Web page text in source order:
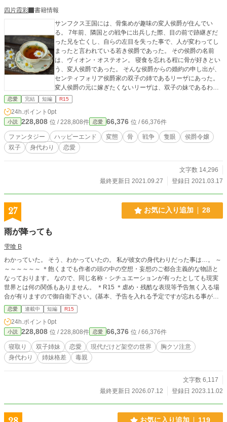
四片霞彩
書籍情報
サンフクス王国には、骨集めが趣味の変人侯爵が住んでい
る。 7年前、隣国との戦争に出兵した際、目の前で跡継ぎだ
った兄を亡くし、自らの左目を失った事で、人が変わってし
まったと言われている若き侯爵であった。 その侯爵の名前
は、ヴィオン・オステオン。 寝食を忘れる程に骨が好きとい
う、変人侯爵であった。 そんな侯爵からの婚約の申し出が、
センティフォリア侯爵家の双子の姉であるリーザにあった。
変人侯爵の元に嫁ぎたくないリーザは、双子の妹であるわた
しーールイーザに、身代わりを頼んできたのだった。 「私じ
ゃなくても、顔形がよく似た双子の妹のルイーザなら、侯爵
様も渋々、納得されると思います」 そうして、わたしはリー
ザとして侯爵家へと向かうことになったのだった。 骨好き変
人侯爵との婚約のためにーー。 ※焼死体の描写があります。
※表紙は、pixabay様よりお借りしています。
恋愛 完結 短編 R15
24h.ポイント 0pt
小説 228,808 位 / 228,808件 恋愛 66,376 位 / 66,376件
ファンタジー ハッピーエンド 変態 骨 戦争 隻眼
侯爵令嬢
双子
身代わり 恋愛
文字数 14,296
最終更新日 2021.09.27
登録日 2021.03.17
27 お気に入り追加 28
雨が降っても
雫喰 B
わかっていた。 そう、わかっていたの。 私が彼女の身代わりだった事は…。 ～
～～～～～～ ＊飽くまでも作者の頭の中の空想・妄想のご都合主義的な物語と
なっております。 なので、同じ名称・シチュエーションが有ったとしても現実
世界とは何の関係もありません。 ＊R15 ＊虐め・残酷な表現等予告無く入る場
合が有りますので御自衛下さい。(基本、予告を入れる予定ですが忘れる事があ
るかもしれません。) ＊無断転載、無断引用、無断編集・コピー等お断りしま
す。 ＊他サイトでも公開予定
恋愛 連載中 短編 R15
24h.ポイント 0pt
小説 228,808 位 / 228,808件 恋愛 66,376 位 / 66,376件
寝取り 双子姉妹 恋愛 現代だけど架空の世界
胸クソ注意
身代わり
姉妹格差 毒親
文字数 6,117
最終更新日 2026.07.12
登録日 2023.11.02
お気に入り追加 119